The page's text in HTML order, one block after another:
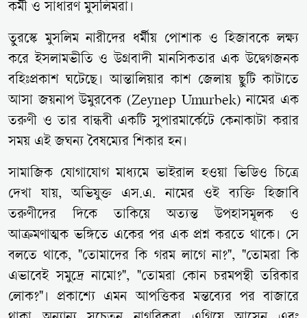
কর্মী ও সাধারণ মুসলিমরা।
তুরস্কে মুসলিম নারীদের ধর্মীয় পোশাক ও হিজাবকে লক্ষ্য
করে ইসলামভীতি ও উগ্রবাদী মানসিকতার এক উদ্বেগজনক
বহিঃপ্রকাশ ঘটেছে। আন্তালিয়ার কাশ জেলায় ছুটি কাটাতে
আসা জয়নাপ উমুরবেক (Zeynep Umurbek) নামের এক
তরুণী ও তার বান্ধবী একটি সুপারমার্কেটে কেনাকাটা করার
সময় এই জঘন্য বৈষম্যের শিকার হন।
সামাজিক যোগাযোগ মাধ্যমে ভাইরাল হওয়া ভিডিও চিত্রে
দেখা যায়, অভিযুক্ত এস.এ. নামের ওই ব্যক্তি হিজাবি
তরুণীদের দিকে তাকিয়ে অত্যন্ত উপহাসমূলক ও
আক্রমণাত্মক ভঙ্গিতে একের পর এক প্রশ্ন করতে থাকে। সে
বলতে থাকে, "তোমাদের কি গরম লাগে না?", "তোমরা কি
এভাবেই সমুদ্রে নামো?", "তোমরা কোন চরমপন্থী তরিকার
লোক?"। প্রকাশ্যে এমন আপত্তিকর মন্তব্যের পর বাজারে